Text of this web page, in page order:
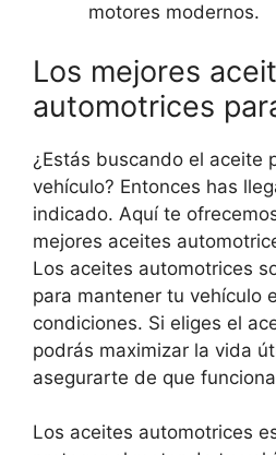
motores modernos.
Los mejores
automotrices
¿Estás buscando el aceite
vehículo? Entonces has
indicado. Aquí te
mejores aceites
Los aceites automotrices
para mantener tu vehículo
condiciones. Si eliges el
podrás maximizar la vida
asegurarte de que
Los aceites automotrices